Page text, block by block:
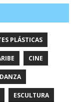
PLÁSTICAS
CINE
DANZA
ESCULTURA